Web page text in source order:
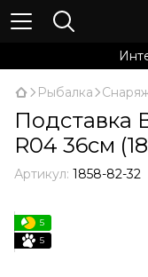
Рыбалка
Подставка
R04 36см
Артикул: 1858-82-32
5
5